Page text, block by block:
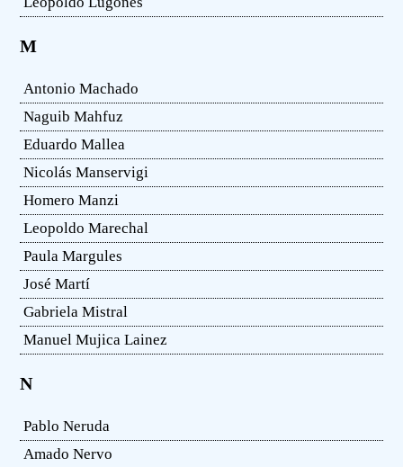
M
Antonio Machado
Naguib Mahfuz
Eduardo Mallea
Nicolás Manservigi
Homero Manzi
Leopoldo Marechal
Paula Margules
José Martí
Gabriela Mistral
Manuel Mujica Lainez
N
Pablo Neruda
Amado Nervo